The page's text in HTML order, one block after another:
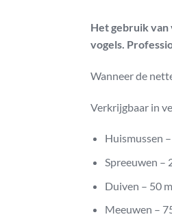
Het gebruik
vogels.
Wanneer de
Verkrijgbaar in
Huismussen
Spreeuwen –
Duiven – 50
Meeuwen –